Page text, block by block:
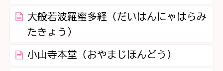
大般若波羅蜜多経（だいはんにゃはらみ
たきょう）
小山寺本堂（おやまじほんどう）